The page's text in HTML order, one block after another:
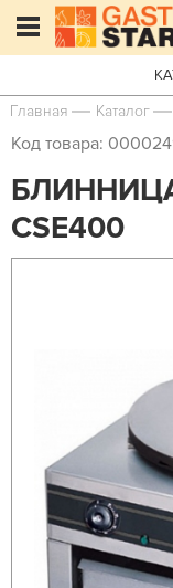
Главная Каталог
Код товара:
БЛИННИЦА
CSE400